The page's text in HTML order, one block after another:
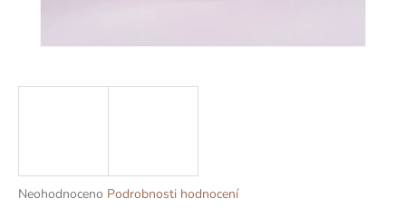
Průměrné
Neohodnoceno Podrobnosti hodnocení
t